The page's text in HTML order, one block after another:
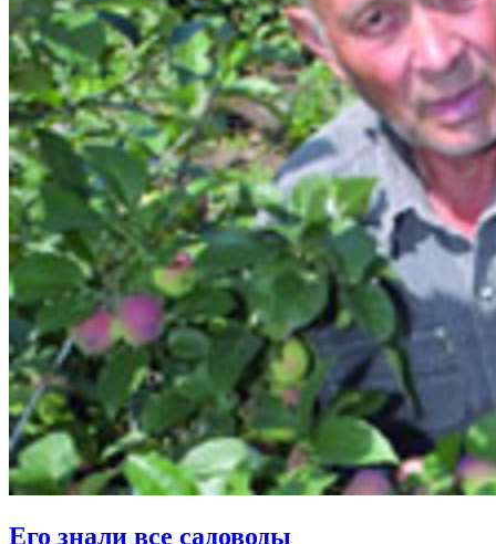
Его знали все садоводы